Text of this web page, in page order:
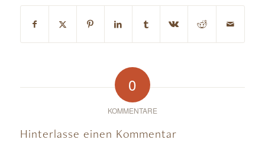
0
KOMMENTARE
Hinterlasse einen Kommentar